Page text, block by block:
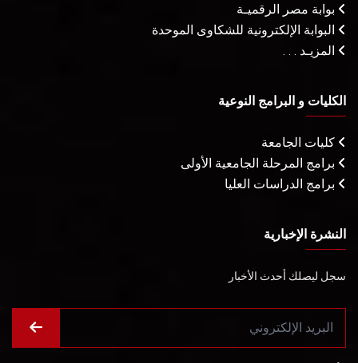
بوابة مصر الرقميـة
البوابة الإلكترونية للشكاوى الموحدة
المزيـد . . .
الكليات و البرامج النوعية
كليات الجامعة
برامج المرحلة الجامعية الأولى
برامج الدراسات العليا
النشرة الإخبارية
سجل ليصلك أحدث الأخبار